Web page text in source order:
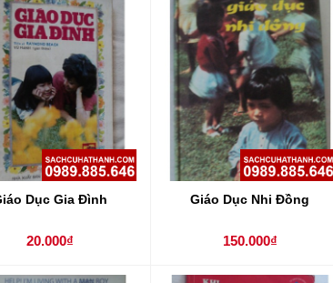
Dục Gia Đình
20.000₫
Giáo Dục Nhi Đồng
150.000₫